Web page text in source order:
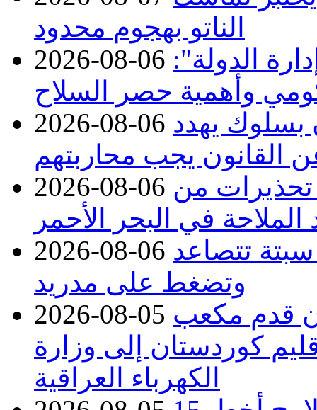
الناتو بهجوم محدود
2026-08-06 الدولة":
وأهمية حصر السلاح
2026-08-06 بسلوك يهدد
القانون يجب محاربتهم
2026-08-06 من
الملاحة في البحر الأحمر
2026-08-06 تتصاعد
وتضغط على مدريد
2026-08-05 توريد 100 مليون قدم مكعب
كوردستان إلى وزارة
الكهرباء العراقية